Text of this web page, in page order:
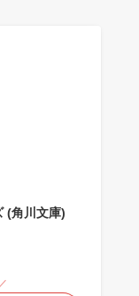
(角川文庫)